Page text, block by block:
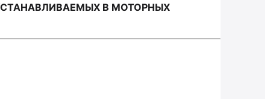
В МОТОРНЫХ